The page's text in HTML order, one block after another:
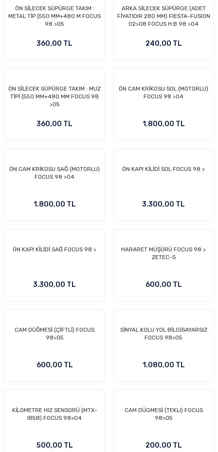
ÖN SİLECEK SÜPÜRGE TAKIM :
METAL TİP (550 MM+480 M FOCUS
98 >05
360,00 TL
ARKA SİLECEK SÜPÜRGE (ADET
FİYATIDIR 280 MM) FIESTA-FUSION
02>08 FOCUS H.B 98 >04
240,00 TL
ÖN SİLECEK SÜPÜRGE TAKIM : MUZ
TİPİ (550 MM+480 MM FOCUS 98
>05
360,00 TL
ÖN CAM KRİKOSU SOL (MOTORLU)
FOCUS 98 >04
1.800,00 TL
ÖN CAM KRİKOSU SAĞ (MOTORLU)
FOCUS 98 >04
1.800,00 TL
ÖN KAPI KİLİDİ SOL FOCUS 98 >
3.300,00 TL
ÖN KAPI KİLİDİ SAĞ FOCUS 98 >
3.300,00 TL
HARARET MÜŞÜRÜ FOCUS 98 >
ZETEC-S
600,00 TL
CAM DÜĞMESİ (ÇİFTLİ) FOCUS
98>05
600,00 TL
SİNYAL KOLU YOL BİLGİSAYARSIZ
FOCUS 98>05
1.080,00 TL
KİLOMETRE HIZ SENSORÜ (MTX-
IB5B) FOCUS 98>04
500,00 TL
CAM DÜGMESİ (TEKLI) FOCUS
98>05
200,00 TL